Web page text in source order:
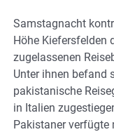
Samstagnacht
Höhe Kiefersfelden
zugelassenen
Unter ihnen befand
pakistanische
in Italien
Pakistaner verfügte